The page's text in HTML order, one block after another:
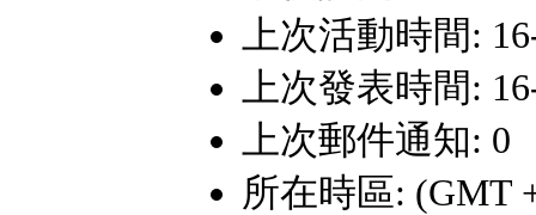
上次活動時間:
上次發表時間:
上次郵件通知: 0
所在時區: (GMT